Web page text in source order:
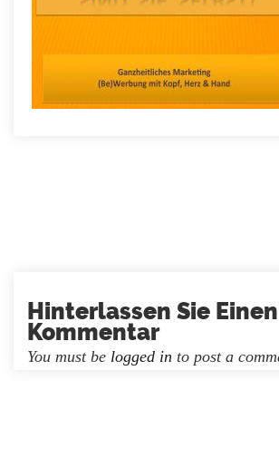
Hinterlassen Sie Einen
Kommentar
You must be logged in to post a